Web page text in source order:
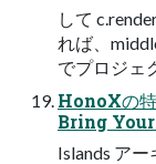
して
れば、
でプロジ
HonoXの
Bring
Islands ア